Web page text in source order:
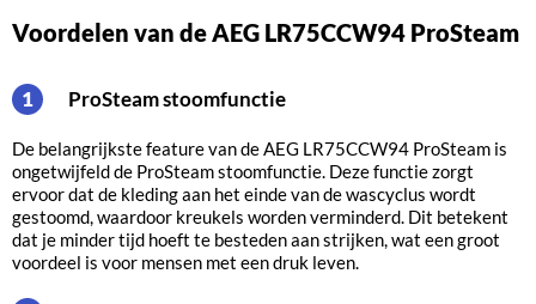
Voordelen van de AEG LR75CCW94 ProSteam
1 ProSteam stoomfunctie
De belangrijkste feature van de AEG LR75CCW94 ProSteam is
ongetwijfeld de ProSteam stoomfunctie. Deze functie zorgt
ervoor dat de kleding aan het einde van de wascyclus wordt
gestoomd, waardoor kreukels worden verminderd. Dit betekent
dat je minder tijd hoeft te besteden aan strijken, wat een groot
voordeel is voor mensen met een druk leven.